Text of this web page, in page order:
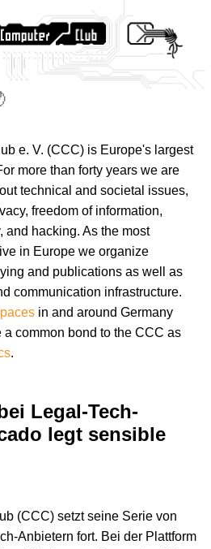
e. V. (CCC) is Europe's largest
more than forty years we are
technical and societal issues,
freedom of information,
and hacking. As the most
in Europe we organize
and publications as well as
communication infrastructure.
in and around Germany
common bond to the CCC as
.
Legal-Tech-
legt sensible
(CCC) setzt seine Serie von
Anbietern fort. Bei der Plattform